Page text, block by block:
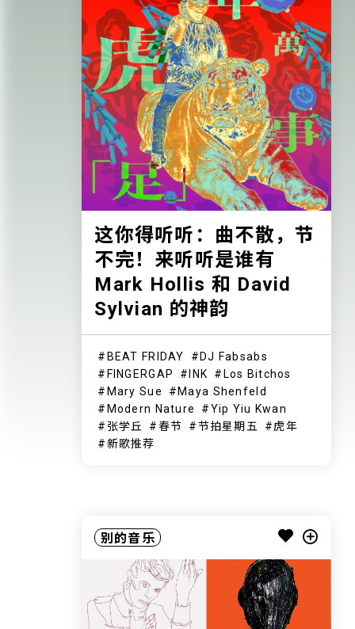
这你得听听：曲不散，节
不完！来听听是谁有
Mark Hollis 和 David
Sylvian 的神韵
BEAT FRIDAY
DJ Fabsabs
FINGERGAP
INK
Los Bitchos
Mary Sue
Maya Shenfeld
Modern Nature
Yip Yiu Kwan
张学丘
春节 节拍星期五
虎年
新歌推荐
别的音乐